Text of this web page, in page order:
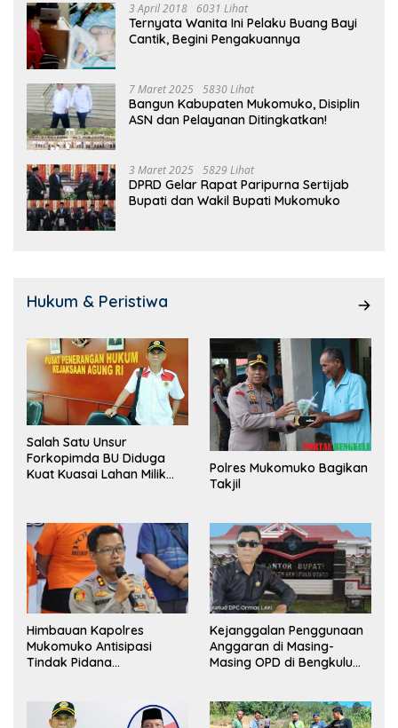
3 April 2018 6031 Lihat
Ternyata Wanita Ini Pelaku Buang Bayi
Cantik, Begini Pengakuannya
7 Maret 2025 5830 Lihat
Bangun Kabupaten Mukomuko, Disiplin
ASN dan Pelayanan Ditingkatkan!
3 Maret 2025 5829 Lihat
DPRD Gelar Rapat Paripurna Sertijab
Bupati dan Wakil Bupati Mukomuko
Hukum & Peristiwa
Salah Satu Unsur
Forkopimda BU Diduga
Kuat Kuasai Lahan Milik
Polres Mukomuko Bagikan
Takjil
Himbauan Kapolres
Mukomuko Antisipasi
Tindak Pidana
Kejanggalan Penggunaan
Anggaran di Masing-
Masing OPD di Bengkulu